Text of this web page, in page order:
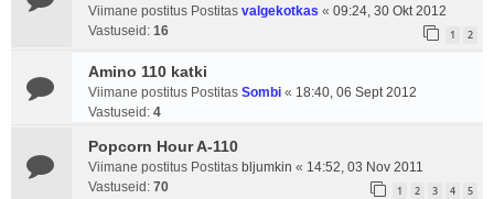
Viimane postitus Postitas valgekotkas « 09:24, 30 Okt 2012
Vastuseid: 16 1 2
Amino 110 katki
Viimane postitus Postitas Sombi « 18:40, 06 Sept 2012
Vastuseid: 4
Popcorn Hour A-110
Viimane postitus Postitas bljumkin « 14:52, 03 Nov 2011
Vastuseid: 70 1 2 3 4 5